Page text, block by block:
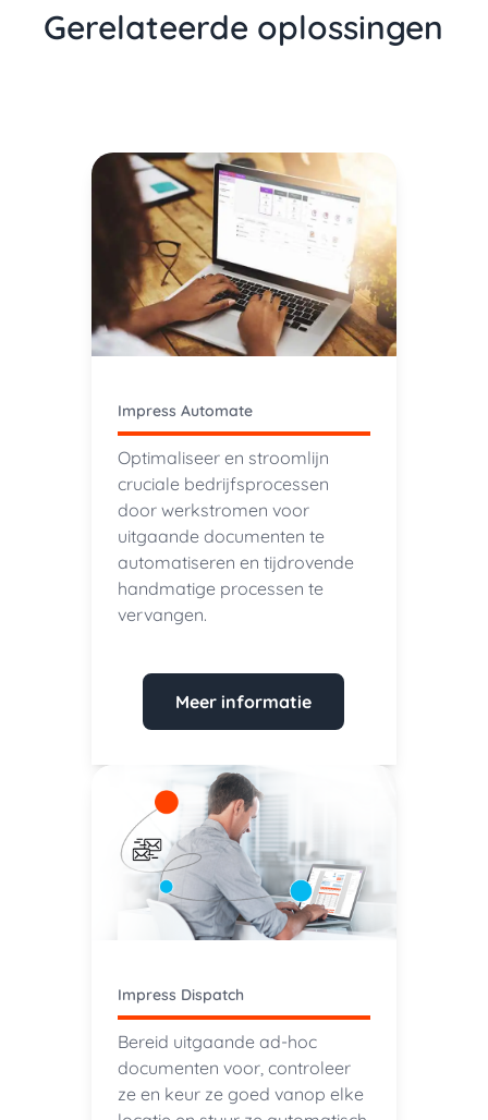
Gerelateerde oplossingen
Impress Automate
Optimaliseer en stroomlijn
cruciale bedrijfsprocessen
door werkstromen voor
uitgaande documenten te
automatiseren en tijdrovende
handmatige processen te
vervangen.
Meer informatie
Impress Dispatch
Bereid uitgaande ad-hoc
documenten voor, controleer
ze en keur ze goed vanop elke